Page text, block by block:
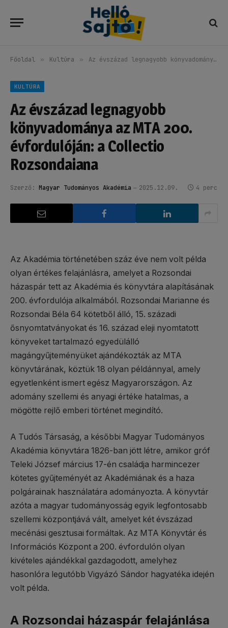
Főoldal » Kultúra » Az évszázad legnagyobb könyvadománya az MTA 200. évfordulóján: a Collectio Rozsondaiana
KULTÚRA
Az évszázad legnagyobb
könyvadománya az MTA 200.
évfordulóján: a Collectio
Rozsondaiana
Szerző: Magyar Tudományos Akadémia 2025.12.09. 4 perc
Az Akadémia történetében száz éve nem volt példa
olyan értékes felajánlásra, amelyet a Rozsondai
házaspár tett az Akadémia és könyvtára alapításának
200. évfordulója alkalmából. Rozsondai Marianne és
Rozsondai Béla 64 kötetből álló, 15. századi
ősnyomtatványokat és 16. század eleji nyomtatott
könyveket tartalmazó egyedülálló
magángyűjteményüket ajándékozták az MTA
könyvtárának, köztük 18 olyan példánnyal, amely
egyetlenként ismert egész Magyarországon. Az
adomány szellemi és anyagi értéke hatalmas, a
mögötte rejlő emberi történet megindító.
A Tudós Társaság, a későbbi Magyar Tudományos
Akadémia könyvtára 1826-ban jött létre, amikor gróf
Teleki József március 17-én családja harmincezer
kötetes gyűjteményét az Akadémiának és a haza
polgárainak használatára adományozta. A könyvtár
azóta a magyar tudományosság egyik legfontosabb
szellemi központjává vált, amelyet két évszázad
mecénási gesztusai formáltak. Az MTA Könyvtár és
Információs Központ a 200. évfordulón olyan
kivételes ajándékkal gazdagodott, amelyhez
hasonlóra legutóbb Vigyázó Sándor hagyatéka idején
volt példa.
A Rozsondai házaspár felajánlása